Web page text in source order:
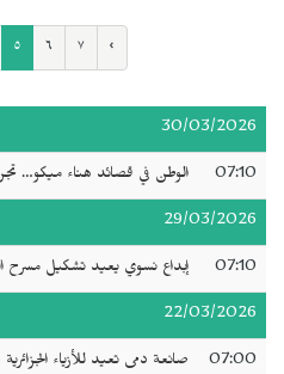
٥ ٦ ٧ ›
30/03/2026
07:10 الوطن في قصائد هناء ميكو…
29/03/2026
07:10 إبداع نسوي يعيد تشكيل مسرح
22/03/2026
07:00 صانعة دمى تعيد للأزياء الجزائرية